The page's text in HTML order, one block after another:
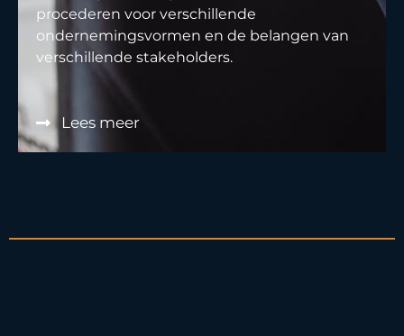
procederen voor verschillende
ondernemingsvormen en de belangen van
verschillende stakeholders.
Lees meer